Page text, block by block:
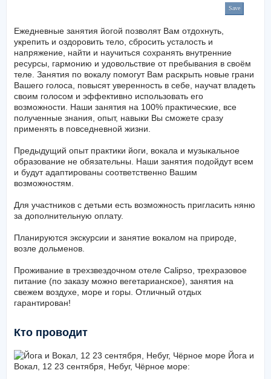
Save
Ежедневные занятия йогой позволят Вам отдохнуть,
укрепить и оздоровить тело, сбросить усталость и
напряжение, найти и научиться сохранять внутренние
ресурсы, гармонию и удовольствие от пребывания в своём
теле. Занятия по вокалу помогут Вам раскрыть новые грани
Вашего голоса, повысят уверенность в себе, научат владеть
своим голосом и эффективно использовать его
возможности. Наши занятия на 100% практические, все
полученные знания, опыт, навыки Вы сможете сразу
применять в повседневной жизни.
Предыдущий опыт практики йоги, вокала и музыкальное
образование не обязательны. Наши занятия подойдут всем
и будут адаптированы соответственно Вашим
возможностям.
Для участников с детьми есть возможность пригласить няню
за дополнительную оплату.
Планируются экскурсии и занятие вокалом на природе,
возле дольменов.
Проживание в трехзвездочном отеле Calipso, трехразовое
питание (по заказу можно вегетарианское), занятия на
свежем воздухе, море и горы. Отличный отдых
гарантирован!
Кто проводит